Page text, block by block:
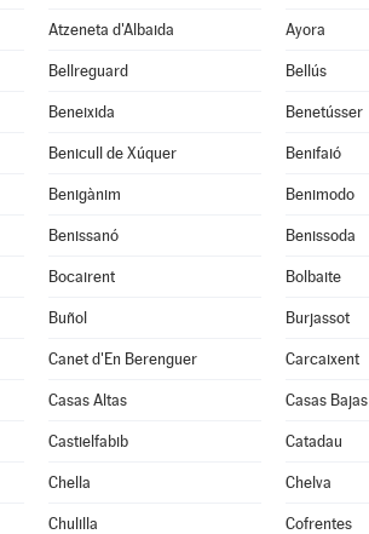
Atzeneta d'Albaida Ayora
Bellreguard Bellús
Beneixida Benetússer
Benicull de Xúquer Benifaió
Benigànim Benimodo
Benissanó Benissoda
Bocairent Bolbaite
Buñol Burjassot
Canet d'En Berenguer Carcaixent
Casas Altas Casas Bajas
Castielfabib Catadau
Chella Chelva
Chulilla Cofrentes